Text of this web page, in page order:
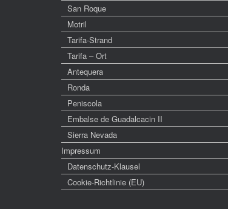
San Roque
Motril
Tarifa-Strand
Tarifa – Ort
Antequera
Ronda
Peniscola
Embalse de Guadalcacin II
Sierra Nevada
Impressum
Datenschutz-Klausel
Cookie-Richtlinie (EU)